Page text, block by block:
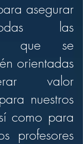
asegurar
las
que se
orientadas
valor
nuestros
como para
profesores